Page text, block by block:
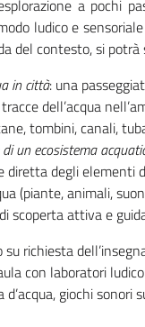
a pochi
ludico e
del contesto, si potrà
in città: una
dell’acqua
tombini, canali,
un ecosistema
diretta degli elementi
(piante, animali,
scoperta attiva e
su richiesta
con laboratori
giochi sonori